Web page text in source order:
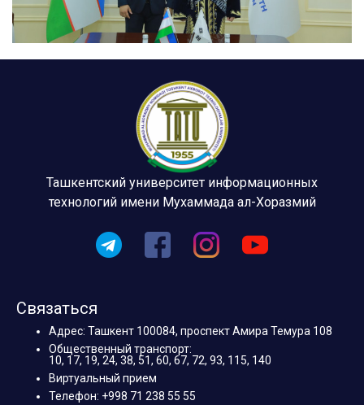
Ташкентский университет информационных
технологий имени Мухаммада ал-Хоразмий
Связаться
Адрес: Ташкент 100084, проспект Амира Темура 108
Общественный транспорт:
10, 17, 19, 24, 38, 51, 60, 67, 72, 93, 115, 140
Виртуальный прием
Телефон: +998 71 238 55 55